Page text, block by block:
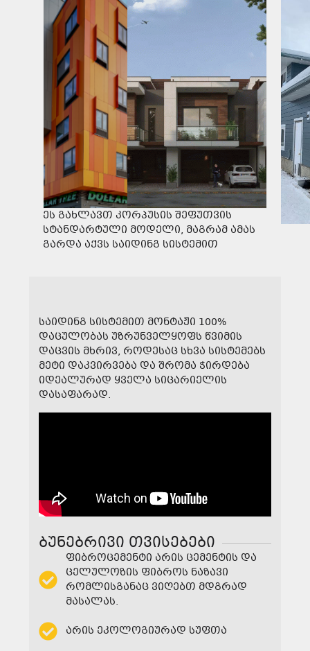
ეს გახლავთ კორპუსის შეფუთვის
სტანდარტული მოდელი, მაგრამ ამას
გარდა აქვს საიდინგ სისტემით
საიდინგ სისტემით მონტაჟი 100%
დაცულობას უზრუნველყოფს წვიმის
დაცვის მხრივ, როდესაც სხვა სისტემებს
მეტი დაკვირვება და შრომა ჭირდება
იდეალურად ყველა სიცარიელის
დასაფარად.
ბუნებრივი თვისებები
ფიბროცემენტი არის ცემენტის და
ცელულოზის ფიბროს ნაზავი
რომლისგანაც ვიღებთ მდგრად
მასალას.
არის ეკოლოგიურად სუფთა